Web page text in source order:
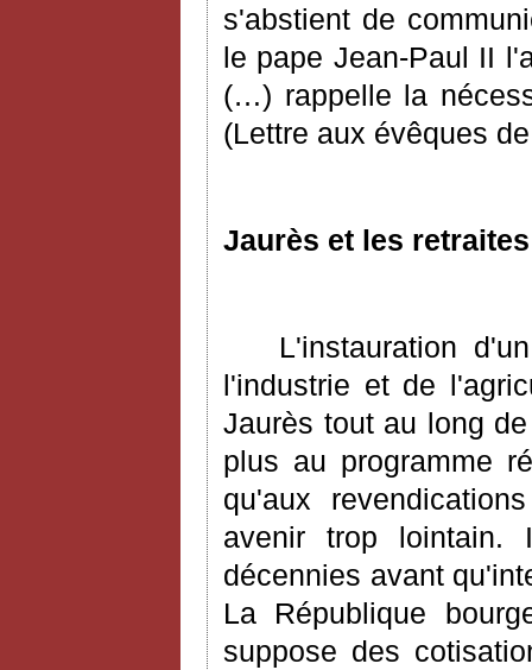
s'abstient de
le pape Jean-Paul II
(…) rappelle la
(Lettre aux évêques
Jaurès et les
L'instauration
l'industrie et de
Jaurès tout au long
plus au programme
qu'aux
avenir trop lointain.
décennies avant
La République
suppose des